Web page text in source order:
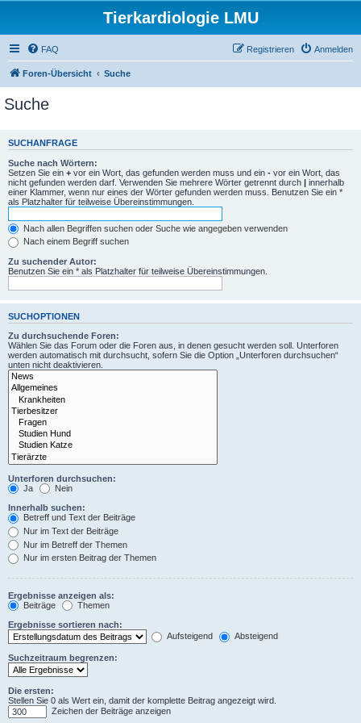
Tierkardiologie LMU
FAQ Anmelden
Registrieren
Foren-Übersicht Suche
Suche
SUCHANFRAGE
Suche nach Wörtern:
Setzen Sie ein + vor ein Wort, das gefunden werden muss und ein - vor ein Wort, das
nicht gefunden werden darf. Verwenden Sie mehrere Wörter getrennt durch | innerhalb
einer Klammer, wenn nur eines der Wörter gefunden werden muss. Benutzen Sie ein *
als Platzhalter für teilweise Übereinstimmungen.
Nach allen Begriffen suchen oder Suche wie angegeben verwenden
Nach einem Begriff suchen
Zu suchender Autor:
Benutzen Sie ein * als Platzhalter für teilweise Übereinstimmungen.
SUCHOPTIONEN
Zu durchsuchende Foren:
Wählen Sie das Forum oder die Foren aus, in denen gesucht werden soll. Unterforen
werden automatisch mit durchsucht, sofern Sie die Option „Unterforen durchsuchen“
unten nicht deaktivieren.
Unterforen durchsuchen:
Ja
Nein
Innerhalb suchen:
Betreff und Text der Beiträge
Nur im Text der Beiträge
Nur im Betreff der Themen
Nur im ersten Beitrag der Themen
Ergebnisse anzeigen als:
Beiträge
Themen
Ergebnisse sortieren nach:
Aufsteigend
Absteigend
Suchzeitraum begrenzen:
Die ersten:
Stellen Sie 0 als Wert ein, damit der komplette Beitrag angezeigt wird.
Zeichen der Beiträge anzeigen